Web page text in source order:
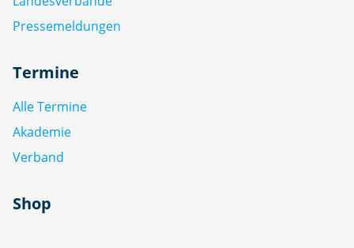
Pressemeldungen
Termine
Alle Termine
Akademie
Verband
Shop